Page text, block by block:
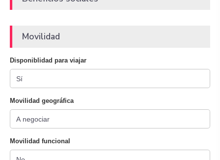
Movilidad
Disponiblidad para viajar
Movilidad geográfica
Movilidad funcional